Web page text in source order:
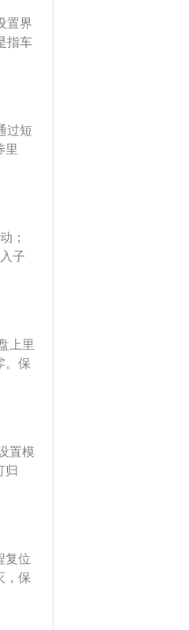
置界
指车
高
过短
里
汽
；
子
项
尚
都
上里
。保
车
保
置模
归
起
来
复位
，保
打